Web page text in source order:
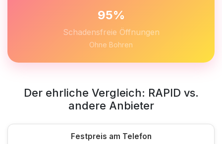
95%
Schadensfreie Öffnungen
Ohne Bohren
Der ehrliche Vergleich: RAPID vs.
andere Anbieter
Festpreis am Telefon